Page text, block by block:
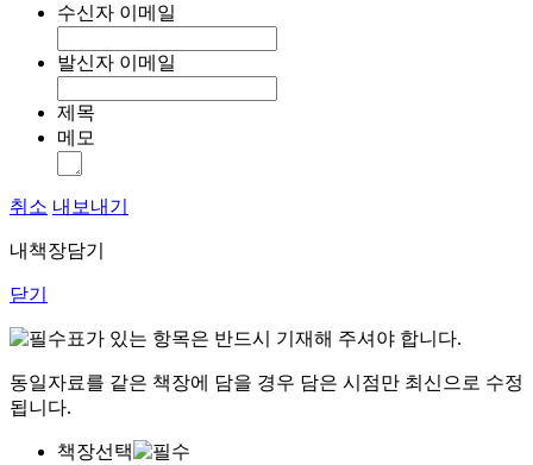
수신자 이메일
발신자 이메일
제목
메모
취소 내보내기
내책장담기
닫기
표가 있는 항목은 반드시 기재해 주셔야 합니다.
동일자료를 같은 책장에 담을 경우 담은 시점만 최신으로 수정
됩니다.
책장선택